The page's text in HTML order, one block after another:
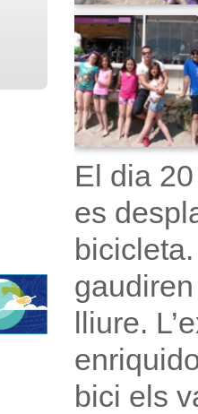
El dia
es
lliure.
bici els